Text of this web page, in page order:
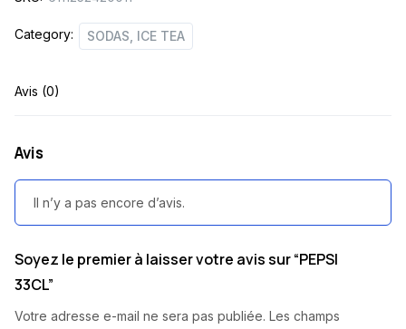
Category: SODAS, ICE TEA
Avis (0)
Avis
Il n’y a pas encore d’avis.
Soyez le premier à laisser votre avis sur “PEPSI
33CL”
Votre adresse e-mail ne sera pas publiée. Les champs